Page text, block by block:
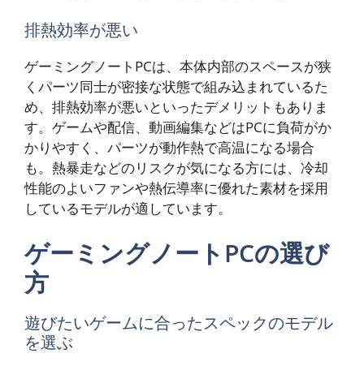
排熱効率が悪い
ゲーミングノートPCは、本体内部のスペースが狭
くパーツ同士が密接な状態で組み込まれているた
め、排熱効率が悪いといったデメリットもありま
す。ゲームや配信、動画編集などはPCに負荷がか
かりやすく、パーツが動作熱で高温になる場合
も。熱暴走などのリスクが気になる方には、冷却
性能のよいファンや熱伝導率に優れた素材を採用
しているモデルが適しています。
ゲーミングノートPCの選び
方
遊びたいゲームに合ったスペックのモデル
を選ぶ